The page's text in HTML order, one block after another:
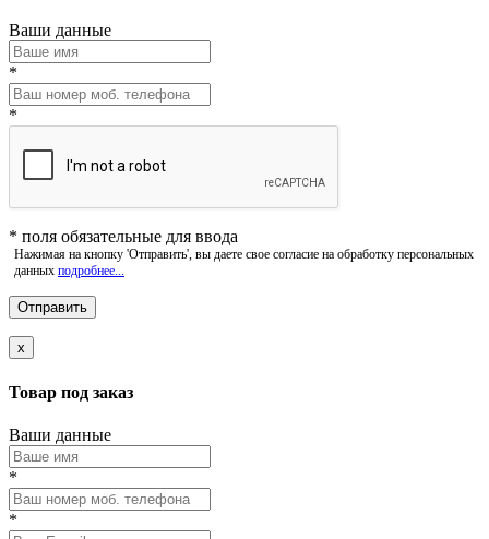
Ваши данные
*
*
* поля обязательные для ввода
Нажимая на кнопку 'Отправить', вы даете свое согласие на обработку персональных
данных подробнее...
x
Товар под заказ
Ваши данные
*
*